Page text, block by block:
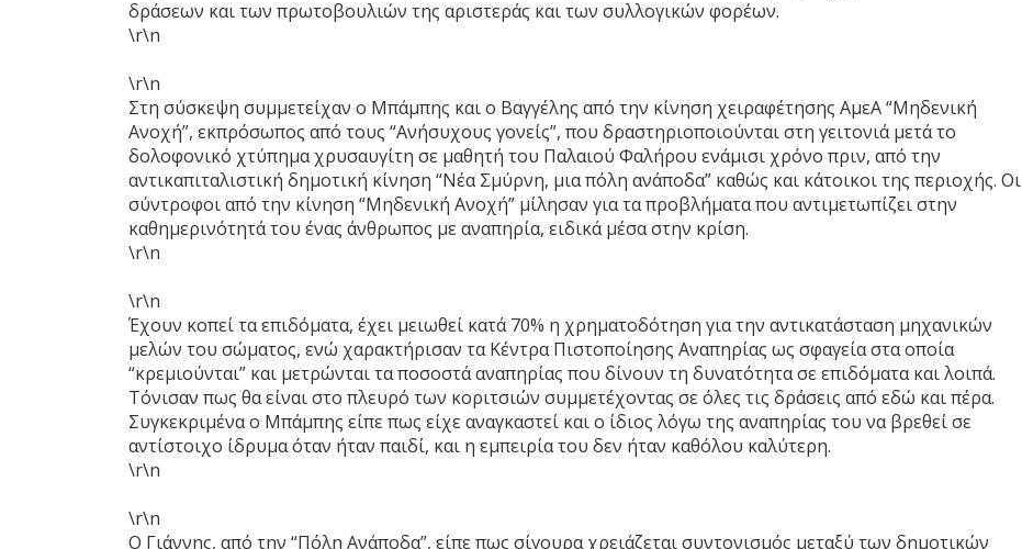
δράσεων και των πρωτοβουλιών της αριστεράς και των συλλογικών φορέων.
\r\n
\r\n
Στη σύσκεψη συμμετείχαν ο Μπάμπης και ο Βαγγέλης από την κίνηση χειραφέτησης ΑμεΑ “Μηδενική
Ανοχή”, εκπρόσωπος από τους “Ανήσυχους γονείς”, που δραστηριοποιούνται στη γειτονιά μετά το
δολοφονικό χτύπημα χρυσαυγίτη σε μαθητή του Παλαιού Φαλήρου ενάμισι χρόνο πριν, από την
αντικαπιταλιστική δημοτική κίνηση “Νέα Σμύρνη, μια πόλη ανάποδα” καθώς και κάτοικοι της περιοχής. Οι
σύντροφοι από την κίνηση “Μηδενική Ανοχή” μίλησαν για τα προβλήματα που αντιμετωπίζει στην
καθημερινότητά του ένας άνθρωπος με αναπηρία, ειδικά μέσα στην κρίση.
\r\n
\r\n
Έχουν κοπεί τα επιδόματα, έχει μειωθεί κατά 70% η χρηματοδότηση για την αντικατάσταση μηχανικών
μελών του σώματος, ενώ χαρακτήρισαν τα Κέντρα Πιστοποίησης Αναπηρίας ως σφαγεία στα οποία
“κρεμιούνται” και μετρώνται τα ποσοστά αναπηρίας που δίνουν τη δυνατότητα σε επιδόματα και λοιπά.
Τόνισαν πως θα είναι στο πλευρό των κοριτσιών συμμετέχοντας σε όλες τις δράσεις από εδώ και πέρα.
Συγκεκριμένα ο Μπάμπης είπε πως είχε αναγκαστεί και ο ίδιος λόγω της αναπηρίας του να βρεθεί σε
αντίστοιχο ίδρυμα όταν ήταν παιδί, και η εμπειρία του δεν ήταν καθόλου καλύτερη.
\r\n
\r\n
Ο Γιάννης, από την “Πόλη Ανάποδα”, είπε πως σίγουρα χρειάζεται συντονισμός μεταξύ των δημοτικών